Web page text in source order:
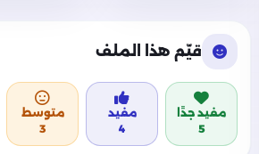
قيّم هذا الملف
مفيد جدًا
5
مفيد
4
متوسط
3